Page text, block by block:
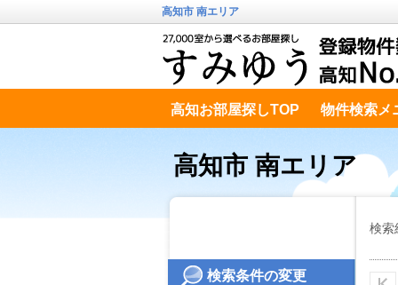
検索条件の変更
高知市 南エリア
高知お部屋探しTOP 物件検索メ
高知市南エリア
高知市 南エリア
検索